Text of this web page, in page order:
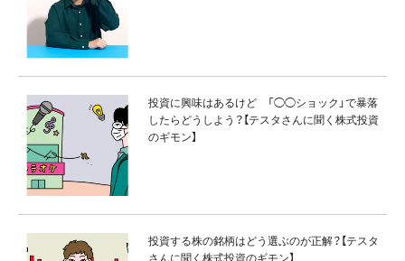
投資に興味はあるけど 「◯◯ショック」で暴落
したらどうしよう？【テスタさんに聞く株式投資
のギモン】
投資する株の銘柄はどう選ぶのが正解？【テスタ